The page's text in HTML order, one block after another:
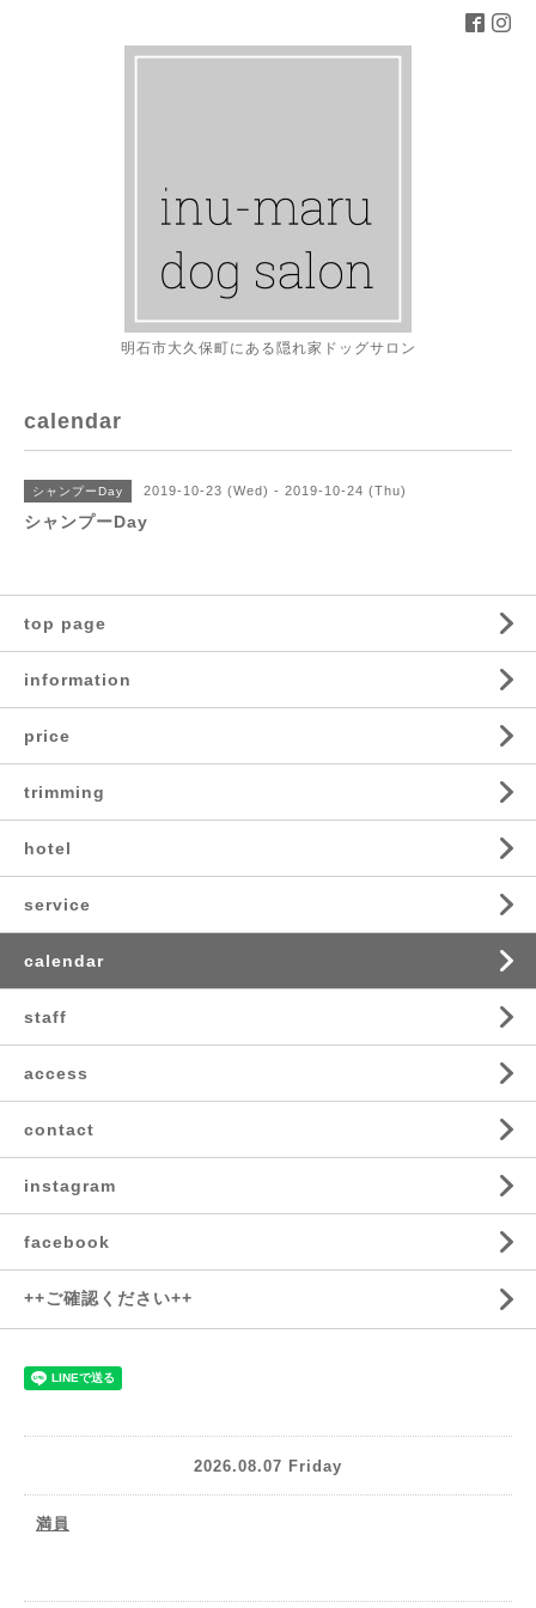
明石市大久保町にある隠れ家ドッグサロン
calendar
シャンプーDay 2019-10-23 (Wed) - 2019-10-24 (Thu)
シャンプーDay
top page
information
price
trimming
hotel
service
calendar
staff
access
contact
instagram
facebook
++ご確認ください++
2026.08.07 Friday
満員